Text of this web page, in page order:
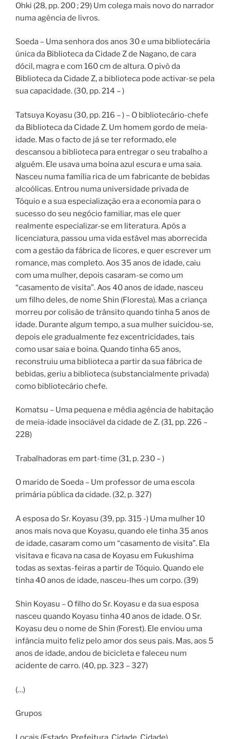
Ohki (28, pp. 200 ; 29) Um colega mais novo do narrador
numa agência de livros.
Soeda – Uma senhora dos anos 30 e uma bibliotecária
única da Biblioteca da Cidade Z de Nagano, de cara
dócil, magra e com 160 cm de altura. O pivô da
Biblioteca da Cidade Z, a biblioteca pode activar-se pela
sua capacidade. (30, pp. 214 – )
Tatsuya Koyasu (30, pp. 216 – ) – O bibliotecário-chefe
da Biblioteca da Cidade Z. Um homem gordo de meia-
idade. Mas o facto de já se ter reformado, ele
descansou a biblioteca para entregar o seu trabalho a
alguém. Ele usava uma boina azul escura e uma saia.
Nasceu numa família rica de um fabricante de bebidas
alcoólicas. Entrou numa universidade privada de
Tóquio e a sua especialização era a economia para o
sucesso do seu negócio familiar, mas ele quer
realmente especializar-se em literatura. Após a
licenciatura, passou uma vida estável mas aborrecida
com a gestão da fábrica de licores, e quer escrever um
romance, mas completo. Aos 35 anos de idade, caiu
com uma mulher, depois casaram-se como um
“casamento de visita”. Aos 40 anos de idade, nasceu
um filho deles, de nome Shin (Floresta). Mas a criança
morreu por colisão de trânsito quando tinha 5 anos de
idade. Durante algum tempo, a sua mulher suicidou-se,
depois ele gradualmente fez excentricidades, tais
como usar saia e boina. Quando tinha 65 anos,
reconstruiu uma biblioteca a partir da sua fábrica de
bebidas, geriu a biblioteca (substancialmente privada)
como bibliotecário chefe.
Komatsu – Uma pequena e média agência de habitação
de meia-idade insociável da cidade de Z. (31, pp. 226 –
228)
Trabalhadoras em part-time (31, p. 230 – )
O marido de Soeda – Um professor de uma escola
primária pública da cidade. (32, p. 327)
A esposa do Sr. Koyasu (39, pp. 315 -) Uma mulher 10
anos mais nova que Koyasu, quando ele tinha 35 anos
de idade, casaram como um “casamento de visita”. Ela
visitava e ficava na casa de Koyasu em Fukushima
todas as sextas-feiras a partir de Tóquio. Quando ele
tinha 40 anos de idade, nasceu-lhes um corpo. (39)
Shin Koyasu – O filho do Sr. Koyasu e da sua esposa
nasceu quando Koyasu tinha 40 anos de idade. O Sr.
Koyasu deu o nome de Shin (Forest). Ele enviou uma
infância muito feliz pelo amor dos seus pais. Mas, aos 5
anos de idade, andou de bicicleta e faleceu num
acidente de carro. (40, pp. 323 – 327)
(…)
Grupos